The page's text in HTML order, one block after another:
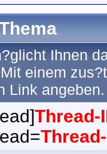
Ihnen
einem
Link angeben.
Thread-